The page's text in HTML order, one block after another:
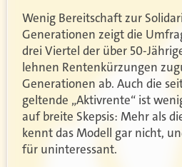
Wenig Bereitschaft zur
Generationen zeigt die
drei Viertel der über 50-
lehnen Rentenkürzungen
Generationen ab. Auch die
geltende „Aktivrente“ ist
auf breite Skepsis: Mehr als
kennt das Modell gar nicht,
für uninteressant.